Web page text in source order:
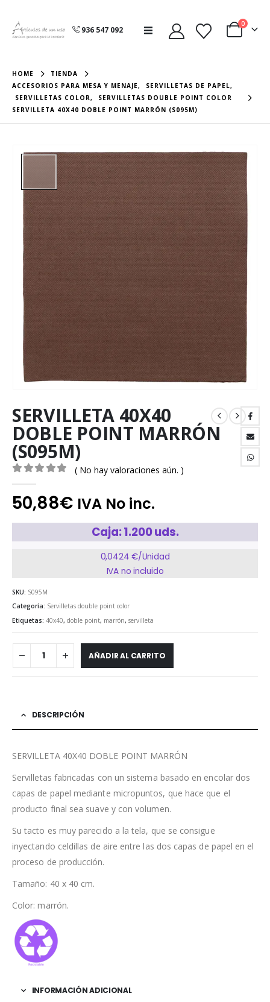
936 547 092
0
HOME
TIENDA
ACCESORIOS PARA MESA Y MENAJE, SERVILLETAS DE PAPEL,
SERVILLETAS COLOR,
SERVILLETAS DOUBLE POINT COLOR
SERVILLETA 40X40 DOBLE POINT MARRÓN (S095M)
SERVILLETA 40X40
DOBLE POINT MARRÓN
(S095M)
( No hay valoraciones aún. )
50,88€ IVA No inc.
Caja: 1.200 uds.
0,0424 €/Unidad
IVA no incluido
SKU: S095M
Categoría: Servilletas double point color
Etiquetas: 40x40, doble point, marrón, servilleta
AÑADIR AL CARRITO
DESCRIPCIÓN
SERVILLETA 40X40 DOBLE POINT MARRÓN
Servilletas fabricadas con un sistema basado en encolar dos
capas de papel mediante micropuntos, que hace que el
producto final sea suave y con volumen.
Su tacto es muy parecido a la tela, que se consigue
inyectando celdillas de aire entre las dos capas de papel en el
proceso de producción.
Tamaño: 40 x 40 cm.
Color: marrón.
INFORMACIÓN ADICIONAL